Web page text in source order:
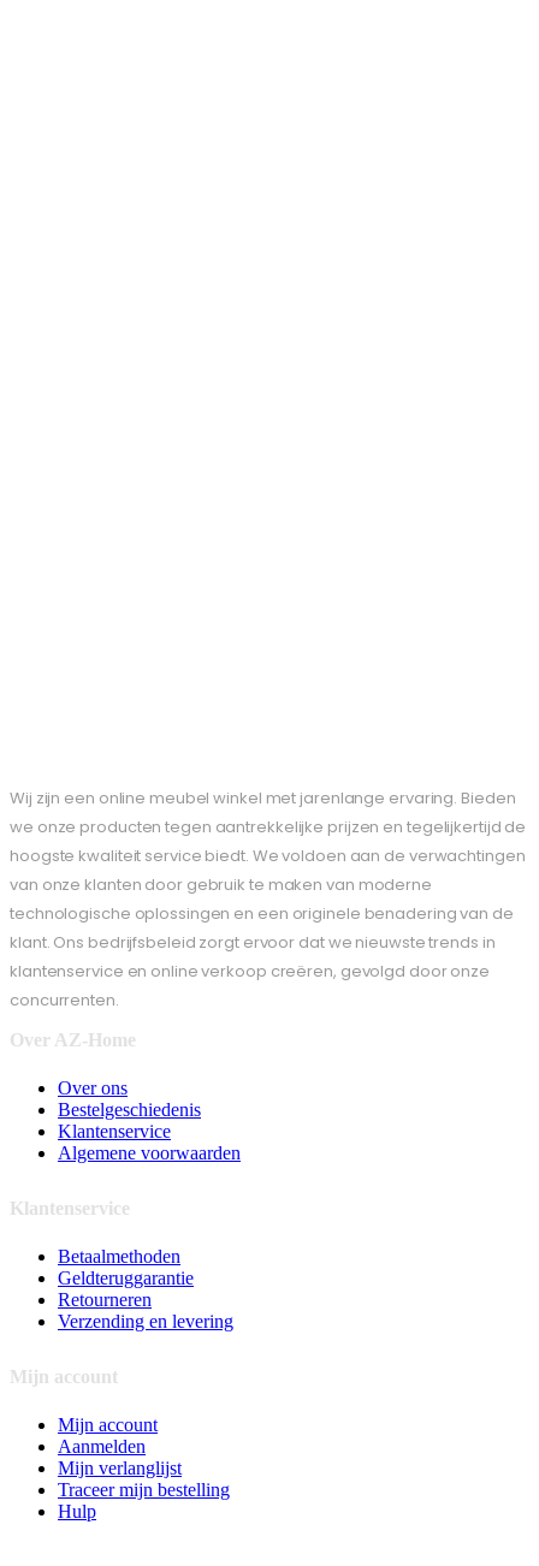
Wij zijn een online meubel winkel met jarenlange ervaring. Bieden
we onze producten tegen aantrekkelijke prijzen en tegelijkertijd de
hoogste kwaliteit service biedt. We voldoen aan de verwachtingen
van onze klanten door gebruik te maken van moderne
technologische oplossingen en een originele benadering van de
klant. Ons bedrijfsbeleid zorgt ervoor dat we nieuwste trends in
klantenservice en online verkoop creëren, gevolgd door onze
concurrenten.
Over AZ-Home
Over ons
Bestelgeschiedenis
Klantenservice
Algemene voorwaarden
Klantenservice
Betaalmethoden
Geldteruggarantie
Retourneren
Verzending en levering
Mijn account
Mijn account
Aanmelden
Mijn verlanglijst
Traceer mijn bestelling
Hulp